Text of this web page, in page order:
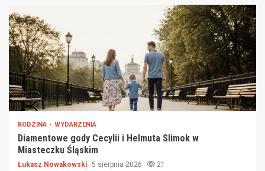
RODZINA WYDARZENIA
Diamentowe gody Cecylii i Helmuta Slimok w
Miasteczku Śląskim
Łukasz Nowakowski 5 sierpnia 2026 21